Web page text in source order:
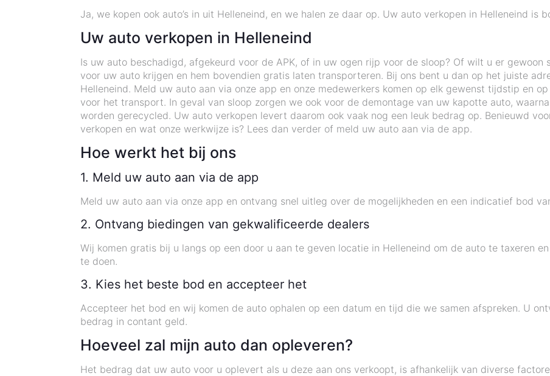
Ja, we kopen ook auto’s in uit Helleneind, en we halen ze daar op. Uw auto verkopen in Helleneind is
Uw auto verkopen in Helleneind
Is uw auto beschadigd, afgekeurd voor de APK, of in uw ogen rijp voor de sloop? Of wilt u er gewoon
voor uw auto krijgen en hem bovendien gratis laten transporteren. Bij ons bent u dan op het juiste
Helleneind. Meld uw auto aan via onze app en onze medewerkers komen op elk gewenst tijdstip en
voor het transport. In geval van sloop zorgen we ook voor de demontage van uw kapotte auto,
worden gerecycled. Uw auto verkopen levert daarom ook vaak nog een leuk bedrag op. Benieuwd
verkopen en wat onze werkwijze is? Lees dan verder of meld uw auto aan via de app.
Hoe werkt het bij ons
1. Meld uw auto aan via de app
Meld uw auto aan via onze app en ontvang snel uitleg over de mogelijkheden en een indicatief bod
2. Ontvang biedingen van gekwalificeerde dealers
Wij komen gratis bij u langs op een door u aan te geven locatie in Helleneind om de auto te taxeren
te doen.
3. Kies het beste bod en accepteer het
Accepteer het bod en wij komen de auto ophalen op een datum en tijd die we samen afspreken. U
bedrag in contant geld.
Hoeveel zal mijn auto dan opleveren?
Het bedrag dat uw auto voor u oplevert als u deze aan ons verkoopt, is afhankelijk van diverse